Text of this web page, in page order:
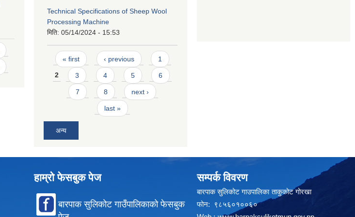
Technical Specifications of Sheep Wool
Processing Machine
मिति: 05/14/2024 - 15:53
Pages
« first ‹ previous 1
2 3 4 5 6
7 8 next ›
last »
अन्य
हाम्रो फेसबुक पेज
बारपाक सुलिकोट गाउँपालिकाको फेसबुक
सम्पर्क विवरण
बारपाक सुलिकोट गाउपालिका ताकुकोट गोरखा
फोन: ९८५६०१००६०